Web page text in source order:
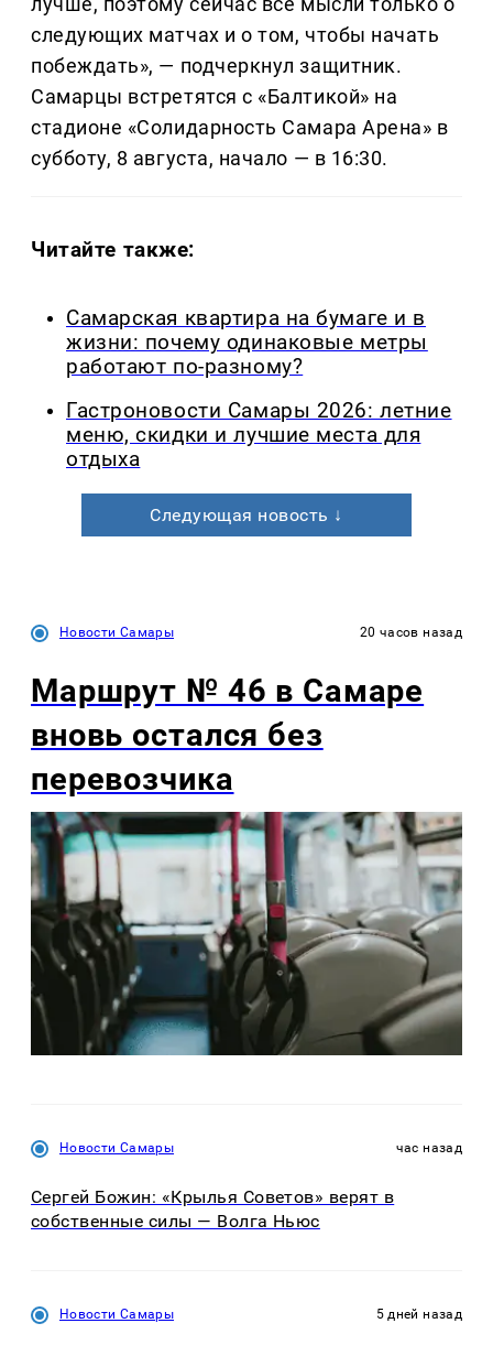
следующих матчах и о том, чтобы начать
побеждать», — подчеркнул защитник.
Самарцы встретятся с «Балтикой» на
стадионе «Солидарность Самара Арена» в
субботу, 8 августа, начало — в 16:30.
Читайте также:
Самарская квартира на бумаге и в
жизни: почему одинаковые метры
работают по-разному?
Гастроновости Самары 2026: летние
меню, скидки и лучшие места для
отдыха
Следующая новость ↓
Новости Самары 20 часов назад
Маршрут № 46 в Самаре
вновь остался без
перевозчика
Новости Самары час назад
Сергей Божин: «Крылья Советов» верят в
собственные силы — Волга Ньюс
Новости Самары 5 дней назад